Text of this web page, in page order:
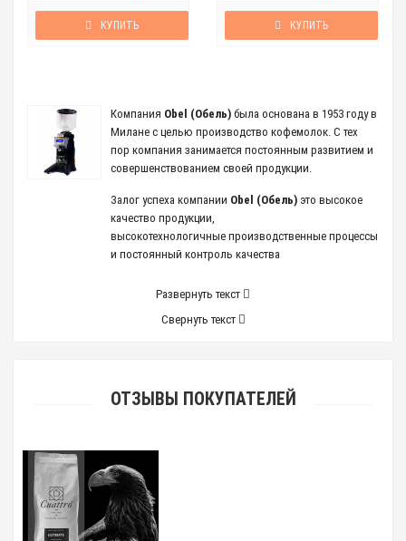
КУПИТЬ КУПИТЬ
Компания Obel (Обель) была основана в 1953 году в
Милане с целью производство кофемолок. С тех
пор компания занимается постоянным развитием и
совершенствованием своей продукции.
Залог успеха компании Obel (Обель) это высокое
качество продукции,
высокотехнологичные производственные процессы
и постоянный контроль качества
Развернуть текст
Свернуть текст
ОТЗЫВЫ ПОКУПАТЕЛЕЙ